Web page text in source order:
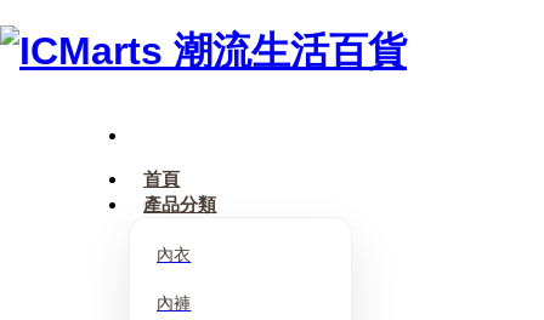
首頁
產品分類
內衣
內褲